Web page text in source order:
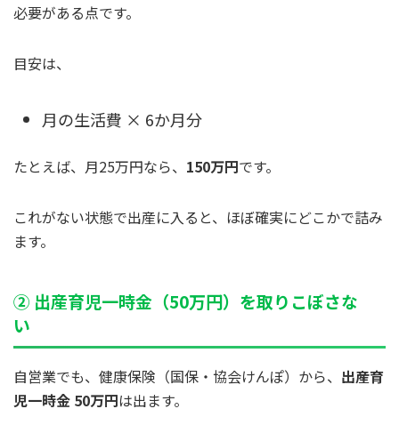
必要がある点です。
目安は、
月の生活費 × 6か月分
たとえば、月25万円なら、 150万円です。
これがない状態で出産に入ると、ほぼ確実にどこかで詰み
ます。
② 出産育児一時金（50万円）を取りこぼさな
い
自営業でも、健康保険（国保・協会けんぽ）から、 出産育
児一時金 50万円は出ます。